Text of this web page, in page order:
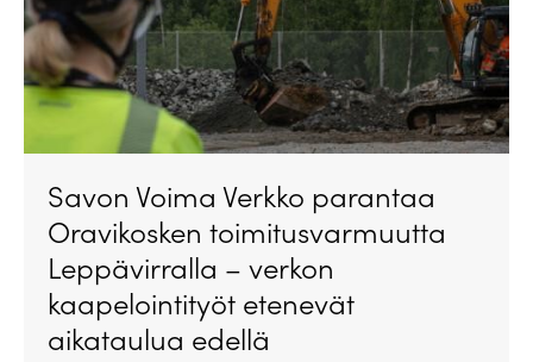
Savon Voima Verkko parantaa
Oravikosken toimitusvarmuutta
Leppävirralla – verkon
kaapelointityöt etenevät
aikataulua edellä